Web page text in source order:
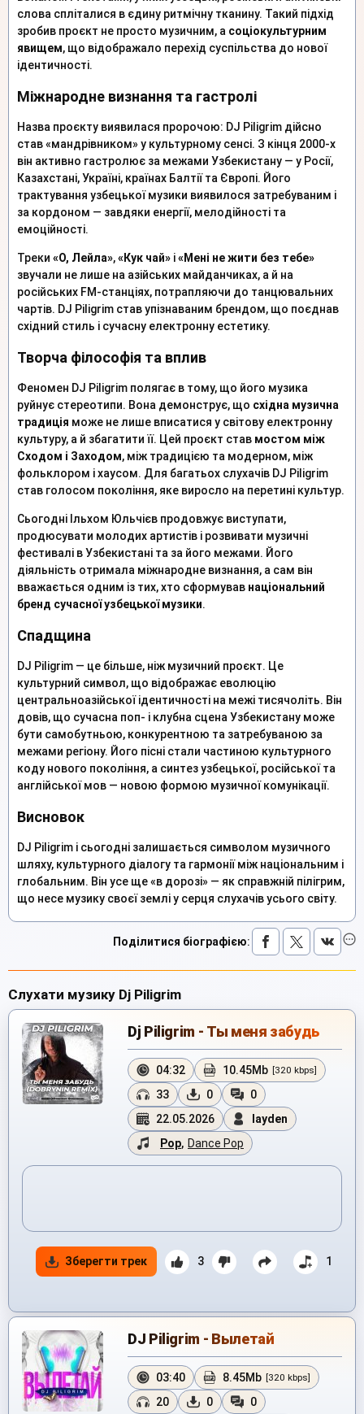
слова спліталися в єдину ритмічну тканину. Такий підхід
зробив проєкт не просто музичним, а соціокультурним
явищем, що відображало перехід суспільства до нової
ідентичності.
Міжнародне визнання та гастролі
Назва проєкту виявилася пророчою: DJ Piligrim дійсно
став «мандрівником» у культурному сенсі. З кінця 2000-х
він активно гастролює за межами Узбекистану — у Росії,
Казахстані, Україні, країнах Балтії та Європі. Його
трактування узбецької музики виявилося затребуваним і
за кордоном — завдяки енергії, мелодійності та
емоційності.
Треки «О, Лейла»,«Кук чай» і«Мені не жити без тебе»
звучали не лише на азійських майданчиках, а й на
російських FM-станціях, потрапляючи до танцювальних
чартів. DJ Piligrim став упізнаваним брендом, що поєднав
східний стиль і сучасну електронну естетику.
Творча філософія та вплив
Феномен DJ Piligrim полягає в тому, що його музика
руйнує стереотипи. Вона демонструє, що східна музична
традиція може не лише вписатися у світову електронну
культуру, а й збагатити її. Цей проєкт став мостом між
Сходом і Заходом, між традицією та модерном, між
фольклором і хаусом. Для багатьох слухачів DJ Piligrim
став голосом покоління, яке виросло на перетині культур.
Сьогодні Ільхом Юльчієв продовжує виступати,
продюсувати молодих артистів і розвивати музичні
фестивалі в Узбекистані та за його межами. Його
діяльність отримала міжнародне визнання, а сам він
вважається одним із тих, хто сформував національний
бренд сучасної узбецької музики.
Спадщина
DJ Piligrim — це більше, ніж музичний проєкт. Це
культурний символ, що відображає еволюцію
центральноазійської ідентичності на межі тисячоліть. Він
довів, що сучасна поп- і клубна сцена Узбекистану може
бути самобутньою, конкурентною та затребуваною за
межами регіону. Його пісні стали частиною культурного
коду нового покоління, а синтез узбецької, російської та
англійської мов — новою формою музичної комунікації.
Висновок
DJ Piligrim і сьогодні залишається символом музичного
шляху, культурного діалогу та гармонії між національним і
глобальним. Він усе ще «в дорозі» — як справжній пілігрим,
що несе музику своєї землі у серця слухачів усього світу.
Поділитися біографією:
Слухати музику Dj Piligrim
Dj Piligrim - Ты меня забудь
04:32 10.45Mb [320 kbps]
33 0
0
22.05.2026
layden
Pop, Dance Pop
Зберегти трек 3 1
DJ Piligrim - Вылетай
03:40 8.45Mb [320 kbps]
20 0
0